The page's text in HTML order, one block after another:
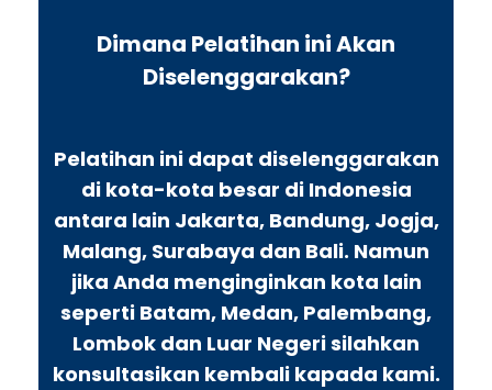
Dimana Pelatihan ini Akan
Diselenggarakan?
Pelatihan ini dapat diselenggarakan
di kota-kota besar di Indonesia
antara lain Jakarta, Bandung, Jogja,
Malang, Surabaya dan Bali. Namun
jika Anda menginginkan kota lain
seperti Batam, Medan, Palembang,
Lombok dan Luar Negeri silahkan
konsultasikan kembali kapada kami.